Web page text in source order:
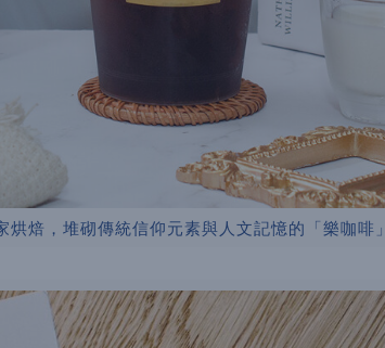
烘焙，堆砌傳統信仰元素與人文記憶的「樂咖啡」